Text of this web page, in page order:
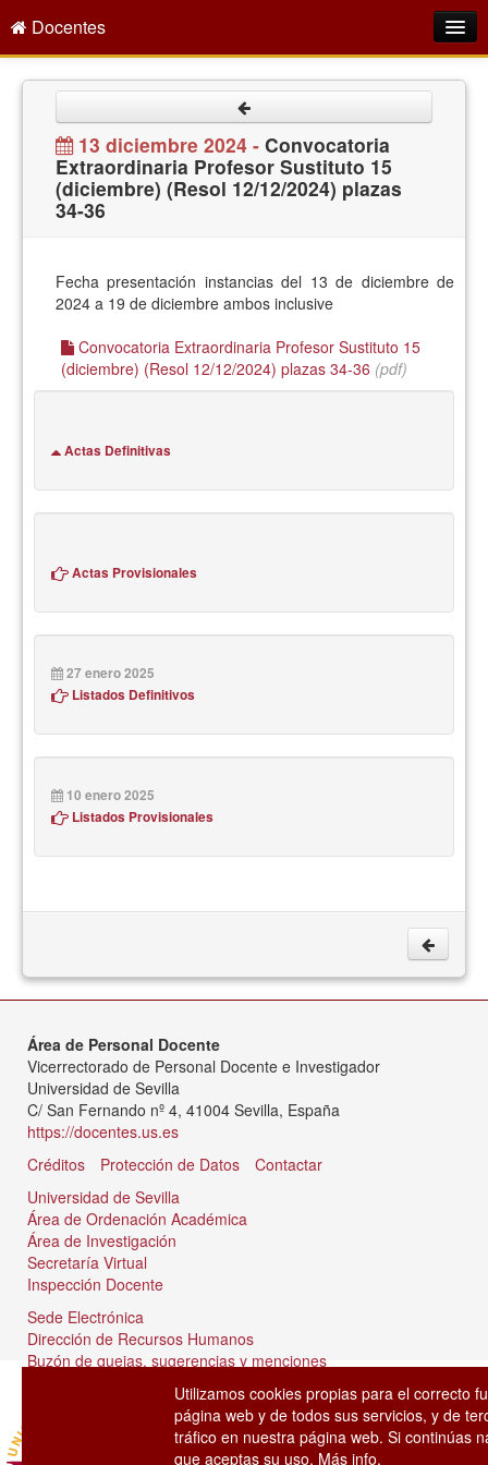
Docentes
Empleo Público
Gestión PDI
Formación y Evaluación
Acción Social
Directorio
13 diciembre 2024 - Convocatoria
Extraordinaria Profesor Sustituto 15
(diciembre) (Resol 12/12/2024) plazas
34-36
Fecha presentación instancias del 13 de diciembre de
2024 a 19 de diciembre ambos inclusive
Convocatoria Extraordinaria Profesor Sustituto 15
(diciembre) (Resol 12/12/2024) plazas 34-36 (pdf)
Actas Definitivas
Actas Provisionales
27 enero 2025
Listados Definitivos
10 enero 2025
Listados Provisionales
Área de Personal Docente
Vicerrectorado de Personal Docente e Investigador
Universidad de Sevilla
C/ San Fernando nº 4, 41004 Sevilla, España
https://docentes.us.es
Créditos
Protección de Datos
Contactar
Universidad de Sevilla
Área de Ordenación Académica
Área de Investigación
Secretaría Virtual
Inspección Docente
Sede Electrónica
Dirección de Recursos Humanos
Buzón de quejas, sugerencias y menciones
Utilizamos cookies propias para el correcto
página web y de todos sus servicios, y de
tráfico en nuestra página web. Si continúas
que aceptas su uso. Más info.